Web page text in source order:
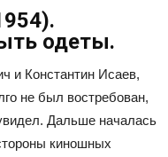
одеты.
и Константин Исаев,
не был востребован,
Дальше началась
киношных